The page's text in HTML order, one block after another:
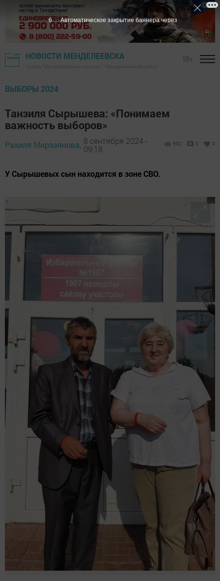
НОВОСТИ МЕНДЕЛЕЕВСКА
ВЫБОРЫ 2024
Танзиля Сырышева: «Понимаем
важность выборов»
Рахиля Мирзаянова, 8 сентября 2024 -
09:18
592 0 0
У Сырышевых сын находится в зоне СВО.
5 Автоматическое закрытие баннера через